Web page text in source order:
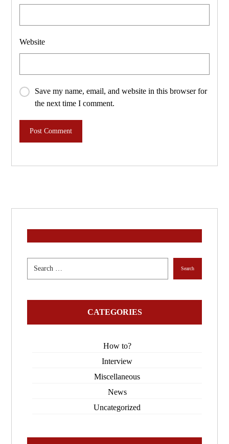
Website
Save my name, email, and website in this browser for
the next time I comment.
CATEGORIES
How to?
Interview
Miscellaneous
News
Uncategorized